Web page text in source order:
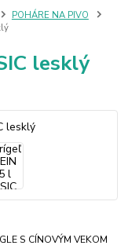
POHÁRE NA PIVO
lesklý
S CÍNOVÝM VEKOM